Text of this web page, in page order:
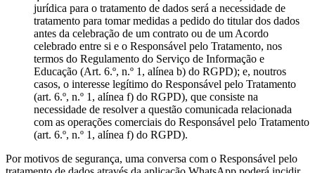
jurídica para o tratamento de dados será a necessidade de
tratamento para tomar medidas a pedido do titular dos dados
antes da celebração de um contrato ou de um Acordo
celebrado entre si e o Responsável pelo Tratamento, nos
termos do Regulamento do Serviço de Informação e
Educação (Art. 6.º, n.º 1, alínea b) do RGPD); e, noutros
casos, o interesse legítimo do Responsável pelo Tratamento
(art. 6.º, n.º 1, alínea f) do RGPD), que consiste na
necessidade de resolver a questão comunicada relacionada
com as operações comerciais do Responsável pelo Tratamento
(art. 6.º, n.º 1, alínea f) do RGPD).
Por motivos de segurança, uma conversa com o Responsável pelo